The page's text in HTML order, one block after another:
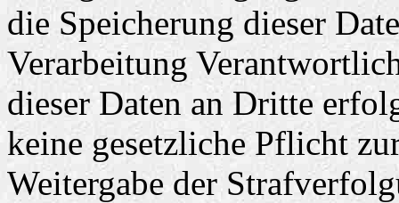
die Speicherung dieser
Verarbeitung
dieser Daten an Dritte
keine gesetzliche Pflicht
Weitergabe der